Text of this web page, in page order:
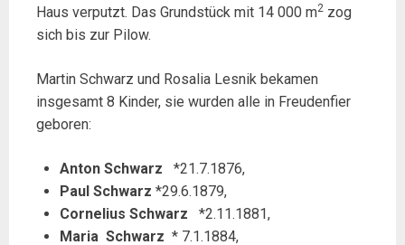
Haus verputzt. Das Grundstück mit 14 000 m2 zog
sich bis zur Pilow.
Martin Schwarz und Rosalia Lesnik bekamen
insgesamt 8 Kinder, sie wurden alle in Freudenfier
geboren:
Anton Schwarz *21.7.1876,
Paul Schwarz *29.6.1879,
Cornelius Schwarz *2.11.1881,
Maria Schwarz * 7.1.1884,